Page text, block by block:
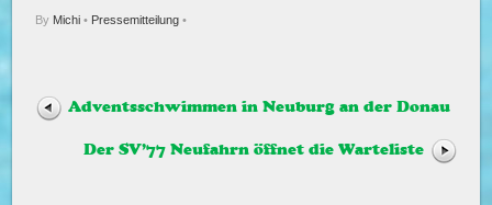
By Michi • Pressemitteilung •
Adventsschwimmen in Neuburg an der Donau
Der SV’77 Neufahrn öffnet die Warteliste